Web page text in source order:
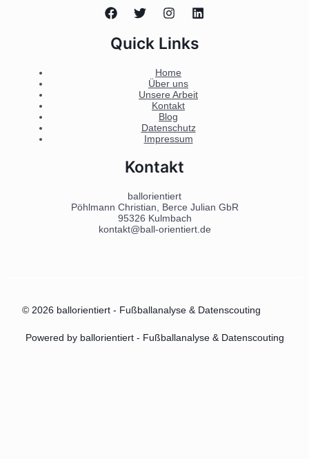
Quick Links
Home
Über uns
Unsere Arbeit
Kontakt
Blog
Datenschutz
Impressum
Kontakt
ballorientiert
Pöhlmann Christian, Berce Julian GbR
95326 Kulmbach
kontakt@ball-orientiert.de
© 2026 ballorientiert - Fußballanalyse & Datenscouting
Powered by ballorientiert - Fußballanalyse & Datenscouting